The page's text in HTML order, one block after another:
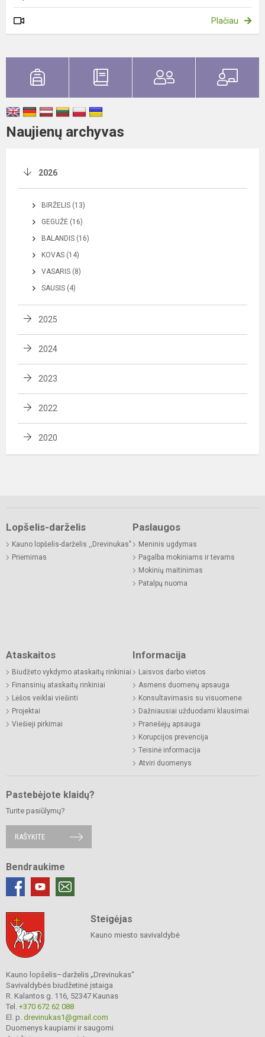
Plačiau
Naujienų archyvas
2026
BIRŽELIS (13)
GEGUŽĖ (16)
BALANDIS (16)
KOVAS (14)
VASARIS (8)
SAUSIS (4)
2025
2024
2023
2022
2020
Lopšelis-darželis
Kauno lopšelis-darželis ,,Drevinukas"
Priėmimas
Paslaugos
Meninis ugdymas
Pagalba mokiniams ir tėvams
Mokinių maitinimas
Patalpų nuoma
Ataskaitos
Biudžeto vykdymo ataskaitų rinkiniai
Finansinių ataskaitų rinkiniai
Lėšos veiklai viešinti
Projektai
Viešieji pirkimai
Informacija
Laisvos darbo vietos
Asmens duomenų apsauga
Konsultavimasis su visuomene
Dažniausiai užduodami klausimai
Pranešėjų apsauga
Korupcijos prevencija
Teisinė informacija
Atviri duomenys
Pastebėjote klaidų?
Turite pasiūlymų?
RAŠYKITE
Bendraukime
Steigėjas
Kauno miesto savivaldybė
Kauno lopšelis–darželis „Drevinukas“
Savivaldybės biudžetinė įstaiga
R. Kalantos g. 116, 52347 Kaunas
Tel. +370 672 62 088
El. p. drevinukas1@gmail.com
Duomenys kaupiami ir saugomi